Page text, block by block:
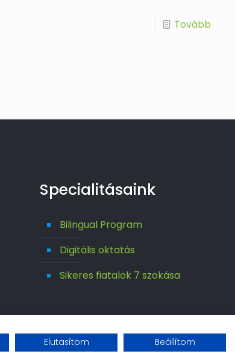
Tovább
Specialitásaink
Bilingual Program
Digitális oktatás
Sikeres fiatalok 7 szokása
Elutasítom Beállítom